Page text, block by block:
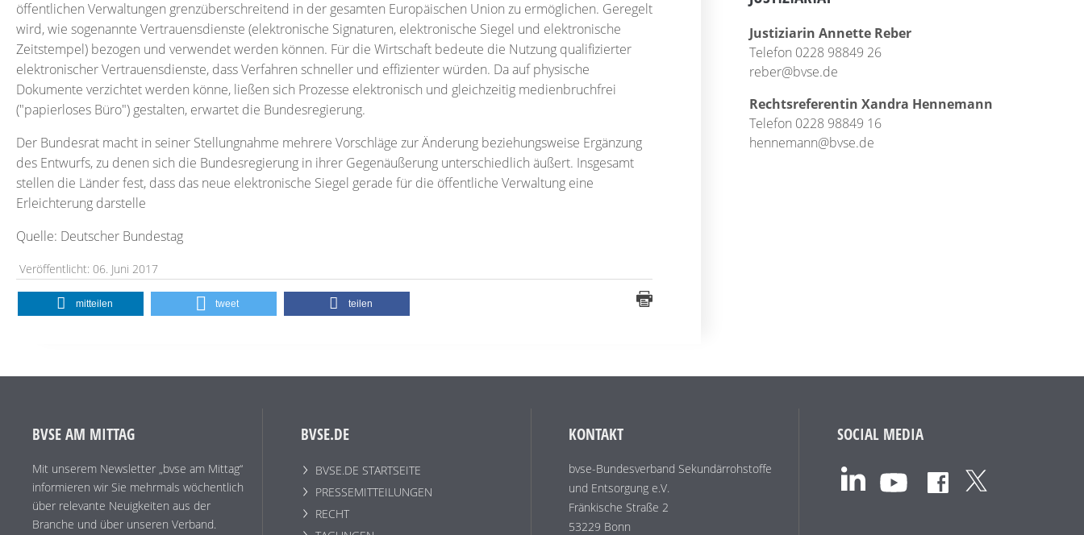
öffentlichen Verwaltungen grenzüberschreitend in der gesamten Europäischen Union zu ermöglichen. Geregelt
wird, wie sogenannte Vertrauensdienste (elektronische Signaturen, elektronische Siegel und elektronische
Zeitstempel) bezogen und verwendet werden können. Für die Wirtschaft bedeute die Nutzung qualifizierter
elektronischer Vertrauensdienste, dass Verfahren schneller und effizienter würden. Da auf physische
Dokumente verzichtet werden könne, ließen sich Prozesse elektronisch und gleichzeitig medienbruchfrei
("papierloses Büro") gestalten, erwartet die Bundesregierung.
Der Bundesrat macht in seiner Stellungnahme mehrere Vorschläge zur Änderung beziehungsweise Ergänzung
des Entwurfs, zu denen sich die Bundesregierung in ihrer Gegenäußerung unterschiedlich äußert. Insgesamt
stellen die Länder fest, dass das neue elektronische Siegel gerade für die öffentliche Verwaltung eine
Erleichterung darstelle
Quelle: Deutscher Bundestag
Veröffentlicht: 06. Juni 2017
mitteilen tweet teilen
Justiziarin Annette Reber
Telefon 0228 98849 26
reber@bvse.de
Rechtsreferentin Xandra Hennemann
Telefon 0228 98849 16
hennemann@bvse.de
BVSE AM MITTAG
Mit unserem Newsletter „bvse am Mittag“
informieren wir Sie mehrmals wöchentlich
über relevante Neuigkeiten aus der
Branche und über unseren Verband.
BVSE.DE
BVSE.DE STARTSEITE
PRESSEMITTEILUNGEN
RECHT
KONTAKT
bvse-Bundesverband Sekundärrohstoffe
und Entsorgung e.V.
Fränkische Straße 2
53229 Bonn
SOCIAL MEDIA